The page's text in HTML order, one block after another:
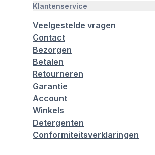
Klantenservice
Veelgestelde vragen
Contact
Bezorgen
Betalen
Retourneren
Garantie
Account
Winkels
Detergenten
Conformiteitsverklaringen